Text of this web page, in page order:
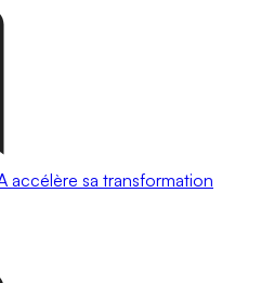
accélère sa transformation